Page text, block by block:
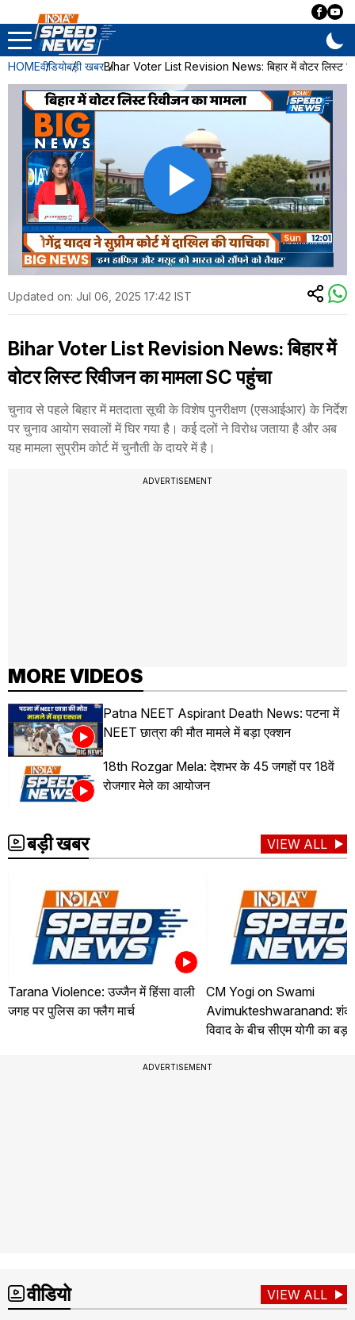
HOMEवीडियोबड़ी खबरBihar Voter List Revision News: बिहार में वोटर लिस्ट
Updated on: Jul 06, 2025 17:42 IST
Bihar Voter List Revision News: बिहार में
वोटर लिस्ट रिवीजन का मामला SC पहुंचा
चुनाव से पहले बिहार में मतदाता सूची के विशेष पुनरीक्षण (एसआईआर) के निर्देश
पर चुनाव आयोग सवालों में घिर गया है। कई दलों ने विरोध जताया है और अब
यह मामला सुप्रीम कोर्ट में चुनौती के दायरे में है।
ADVERTISEMENT
MORE VIDEOS
Patna NEET Aspirant Death News: पटना में
NEET छात्रा की मौत मामले में बड़ा एक्शन
18th Rozgar Mela: देशभर के 45 जगहों पर 18वें
रोजगार मेले का आयोजन
बड़ी खबर VIEW ALL
Tarana Violence: उज्जैन में हिंसा वाली
जगह पर पुलिस का फ्लैग मार्च
CM Yogi on Swami
Avimukteshwaranand:
विवाद के बीच सीएम योगी का बड़ा
ADVERTISEMENT
वीडियो VIEW ALL